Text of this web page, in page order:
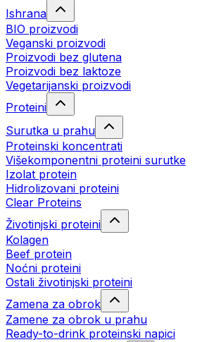
Ishrana
BIO proizvodi
Veganski proizvodi
Proizvodi bez glutena
Proizvodi bez laktoze
Vegetarijanski proizvodi
Proteini
Surutka u prahu
Proteinski koncentrati
Višekomponentni proteini surutke
Izolat protein
Hidrolizovani proteini
Clear Proteins
Životinjski proteini
Kolagen
Beef protein
Noćni proteini
Ostali životinjski proteini
Zamena za obrok
Zamene za obrok u prahu
Ready-to-drink proteinski napici